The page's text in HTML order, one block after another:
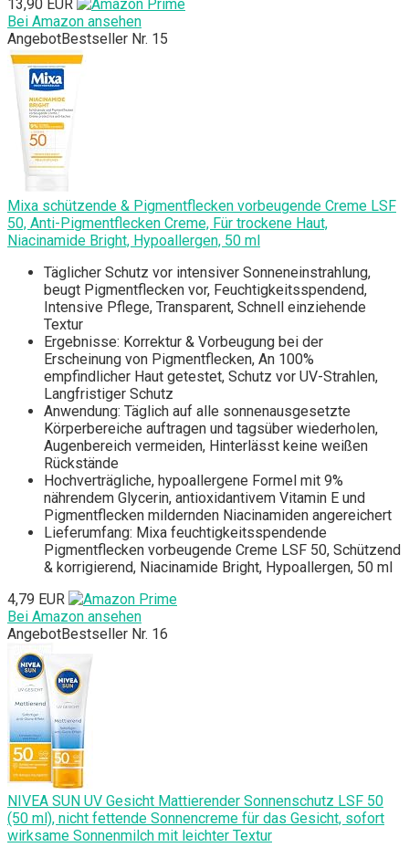
13,90 EUR
Bei Amazon ansehen
AngebotBestseller Nr. 15
Mixa schützende & Pigmentflecken vorbeugende Creme LSF
50, Anti-Pigmentflecken Creme, Für trockene Haut,
Niacinamide Bright, Hypoallergen, 50 ml
Täglicher Schutz vor intensiver Sonneneinstrahlung,
beugt Pigmentflecken vor, Feuchtigkeitsspendend,
Intensive Pflege, Transparent, Schnell einziehende
Textur
Ergebnisse: Korrektur & Vorbeugung bei der
Erscheinung von Pigmentflecken, An 100%
empfindlicher Haut getestet, Schutz vor UV-Strahlen,
Langfristiger Schutz
Anwendung: Täglich auf alle sonnenausgesetzte
Körperbereiche auftragen und tagsüber wiederholen,
Augenbereich vermeiden, Hinterlässt keine weißen
Rückstände
Hochverträgliche, hypoallergene Formel mit 9%
nährendem Glycerin, antioxidantivem Vitamin E und
Pigmentflecken mildernden Niacinamiden angereichert
Lieferumfang: Mixa feuchtigkeitsspendende
Pigmentflecken vorbeugende Creme LSF 50, Schützend
& korrigierend, Niacinamide Bright, Hypoallergen, 50 ml
4,79 EUR
Bei Amazon ansehen
AngebotBestseller Nr. 16
NIVEA SUN UV Gesicht Mattierender Sonnenschutz LSF 50
(50 ml), nicht fettende Sonnencreme für das Gesicht, sofort
wirksame Sonnenmilch mit leichter Textur